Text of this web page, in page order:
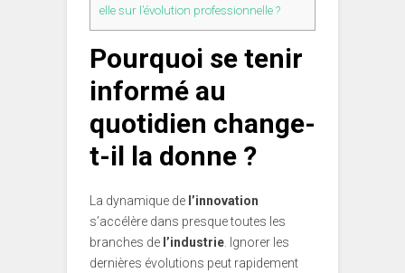
elle sur l’évolution professionnelle ?
Pourquoi se tenir
informé au
quotidien change-
t-il la donne ?
La dynamique de l’innovation
s’accélère dans presque toutes les
branches de l’industrie . Ignorer les
dernières évolutions peut rapidement